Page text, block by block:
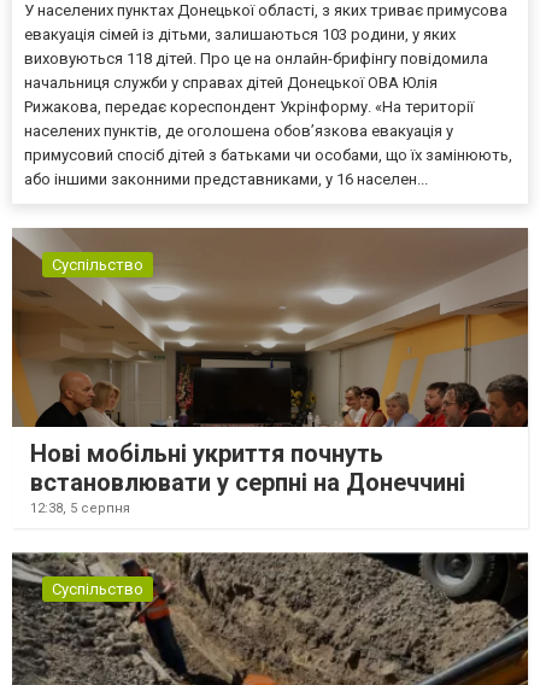
У населених пунктах Донецької області, з яких триває примусова
евакуація сімей із дітьми, залишаються 103 родини, у яких
виховуються 118 дітей. Про це на онлайн-брифінгу повідомила
начальниця служби у справах дітей Донецької ОВА Юлія
Рижакова, передає кореспондент Укрінформу. «На території
населених пунктів, де оголошена обов’язкова евакуація у
примусовий спосіб дітей з батьками чи особами, що їх замінюють,
або іншими законними представниками, у 16 населен...
Суспільство
Нові мобільні укриття почнуть
встановлювати у серпні на Донеччині
12:38, 5 серпня
Суспільство